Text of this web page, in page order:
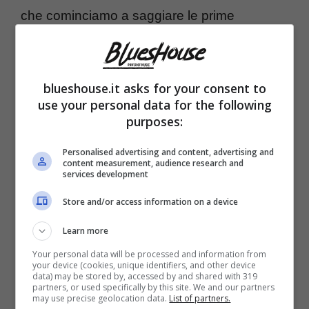
che cominciamo a saggiare le prime
anticipazioni su quello che potrebbe
attenderci, è in arrivo una senz’altro bella e
ghiottissima notizia per quanto riguarda tutti i
fan di questa serie. Le registrazioni infatti
hanno già pubblicatoi loro salutoo, in
alcuni casi, addii al set e soprattutto pare
proprio che le prime due puntate della nuova
stagione siano già pronte e confezionate.
Insomma, si tratta senza dubbio di una
blueshouse.it asks for your consent to
use your personal data for the following
purposes:
Personalised advertising and content, advertising and
content measurement, audience research and
services development
Store and/or access information on a device
Learn more
Your personal data will be processed and information from
your device (cookies, unique identifiers, and other device
data) may be stored by, accessed by and shared with 319
partners, or used specifically by this site. We and our partners
may use precise geolocation data. List of partners.